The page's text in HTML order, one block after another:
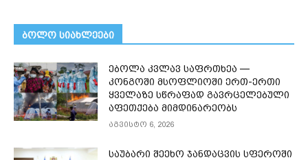
ᲑᲝᲚᲝ ᲡᲘᲐᲮᲚᲔᲔᲑᲘ
ებოლა კვლავ საფრთხეა —
კონგოში მსოფლიოში ერთ-ერთი
ყველაზე სწრაფად გავრცელებული
აფეთქება მიმდინარეობს
აგვისტო 6, 2026
საუბარი შეეხო ჯანდაცვის სფეროში